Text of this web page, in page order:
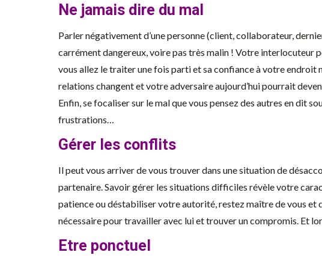
Ne jamais dire du mal
Parler négativement d’une personne (client, collaborateur,
carrément dangereux, voire pas très malin ! Votre interlocuteur
vous allez le traiter une fois parti et sa confiance à votre endroit
relations changent et votre adversaire aujourd’hui pourrait
Enfin, se focaliser sur le mal que vous pensez des autres en dit
frustrations…
Gérer les conflits
Il peut vous arriver de vous trouver dans une situation de
partenaire. Savoir gérer les situations difficiles révèle votre
patience ou déstabiliser votre autorité, restez maître de vous et
nécessaire pour travailler avec lui et trouver un compromis. Et
Etre ponctuel